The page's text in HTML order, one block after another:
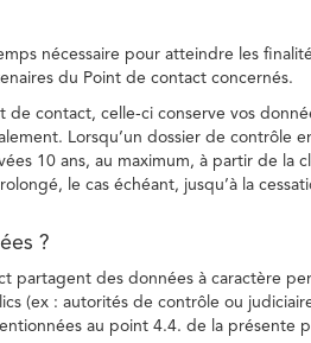
nécessaire pour atteindre les
du Point de contact concernés.
de contact, celle-ci conserve vos
Lorsqu’un dossier de contrôle
10 ans, au maximum, à partir de la
le cas échéant, jusqu’à la
?
partagent des données à caractère
(ex : autorités de contrôle ou
au point 4.4. de la présente